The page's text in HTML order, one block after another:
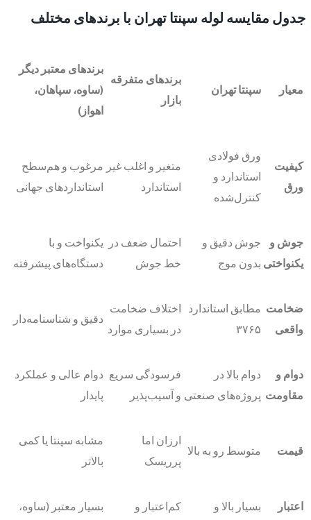
جدول مقایسه لوله سپنتا تهران با برندهای مختلف
معیار سپنتا تهران
برندهای متفرقه
بازار
برندهای معتبر دیگر
(ساوه، سپاهان،
اهواز)
کیفیت
ورق
ورق فولادی
استاندارد و
کنترل‌شده
متغیر و اغلب غیر
استاندارد
مرغوب و هم‌سطح
استانداردهای جهانی
جوش و
یکنواختی
جوش دقیق و
بدون موج
احتمال ضعف در
خط جوش
یکنواخت و با
دستگاه‌های پیشرفته
ضخامت
واقعی
مطابق استاندارد
۳۷۶۵
اختلاف ضخامت
در بسیاری موارد
دقیق و شناسنامه‌دار
دوام و
مقاومت
دوام بالا در
پروژه‌های صنعتی
فرسودگی سریع
و آسیب‌پذیر
دوام عالی و عملکرد
پایدار
قیمت متوسط رو به بالا
ارزان اما
پرریسک
مشابه سپنتا یا کمی
بالاتر
اعتبار بسیار بالا و کم‌اعتبار و بسیار معتبر (ساوه،